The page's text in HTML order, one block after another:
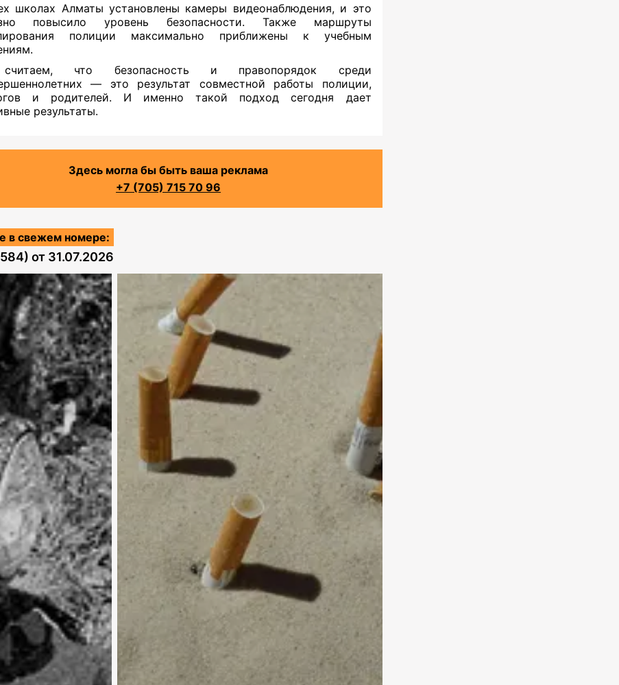
школах Алматы установлены камеры видеонаблюдения, и это
повысило уровень безопасности. Также маршруты
полиции максимально приближены к учебным
что безопасность и правопорядок среди
— это результат совместной работы полиции,
и родителей. И именно такой подход сегодня дает
результаты.
Здесь могла бы быть ваша реклама
+7 (705) 715 70 96
в свежем номере:
от 31.07.2026